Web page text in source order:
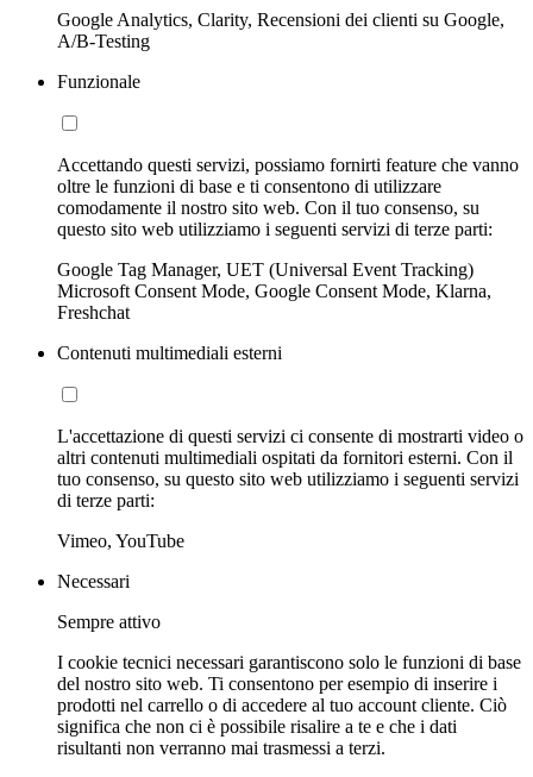
Google Analytics, Clarity, Recensioni dei clienti su Google,
A/B-Testing
Funzionale
Accettando questi servizi, possiamo fornirti feature che vanno
oltre le funzioni di base e ti consentono di utilizzare
comodamente il nostro sito web. Con il tuo consenso, su
questo sito web utilizziamo i seguenti servizi di terze parti:
Google Tag Manager, UET (Universal Event Tracking)
Microsoft Consent Mode, Google Consent Mode, Klarna,
Freshchat
Contenuti multimediali esterni
L'accettazione di questi servizi ci consente di mostrarti video o
altri contenuti multimediali ospitati da fornitori esterni. Con il
tuo consenso, su questo sito web utilizziamo i seguenti servizi
di terze parti:
Vimeo, YouTube
Necessari
Sempre attivo
I cookie tecnici necessari garantiscono solo le funzioni di base
del nostro sito web. Ti consentono per esempio di inserire i
prodotti nel carrello o di accedere al tuo account cliente. Ciò
significa che non ci è possibile risalire a te e che i dati
risultanti non verranno mai trasmessi a terzi.